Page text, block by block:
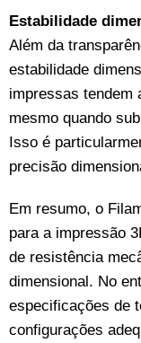
Estabilidade
Além da
estabilidade
impressas tendem
mesmo quando
Isso é
precisão
Em resumo, o
para a impressão
de resistência
dimensional. No
especificações de
configurações